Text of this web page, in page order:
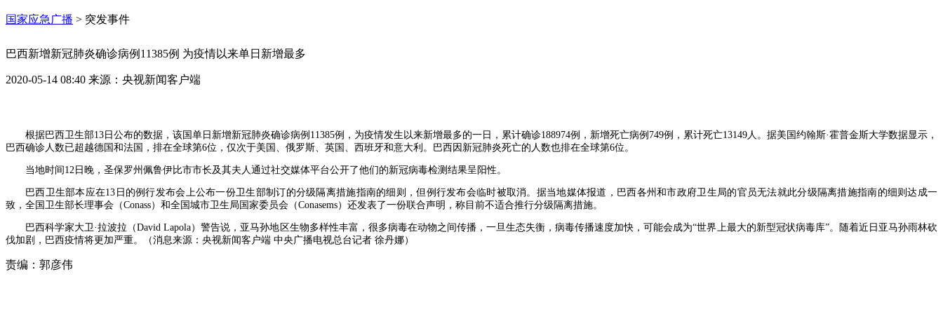
国家应急广播 > 突发事件
巴西新增新冠肺炎确诊病例11385例 为疫情以来单日新增最多
2020-05-14 08:40 来源： 央视新闻客户端
根据巴西卫生部13日公布的数据，该国单日新增新冠肺炎确诊病例11385例，为疫情发生以来新增最多的一日，累计确诊188974例，新增死亡病例749例，累计死亡13149人。据美国约翰斯·霍普金斯大学数据显示，
巴西确诊人数已超越德国和法国，排在全球第6位，仅次于美国、俄罗斯、英国、西班牙和意大利。巴西因新冠肺炎死亡的人数也排在全球第6位。
当地时间12日晚，圣保罗州佩鲁伊比市市长及其夫人通过社交媒体平台公开了他们的新冠病毒检测结果呈阳性。
巴西卫生部本应在13日的例行发布会上公布一份卫生部制订的分级隔离措施指南的细则，但例行发布会临时被取消。据当地媒体报道，巴西各州和市政府卫生局的官员无法就此分级隔离措施指南的细则达成一
致，全国卫生部长理事会（Conass）和全国城市卫生局国家委员会（Conasems）还发表了一份联合声明，称目前不适合推行分级隔离措施。
巴西科学家大卫·拉波拉（David Lapola）警告说，亚马孙地区生物多样性丰富，很多病毒在动物之间传播，一旦生态失衡，病毒传播速度加快，可能会成为“世界上最大的新型冠状病毒库”。随着近日亚马孙雨林砍
伐加剧，巴西疫情将更加严重。（消息来源：央视新闻客户端 中央广播电视总台记者 徐丹娜）
责编： 郭彦伟